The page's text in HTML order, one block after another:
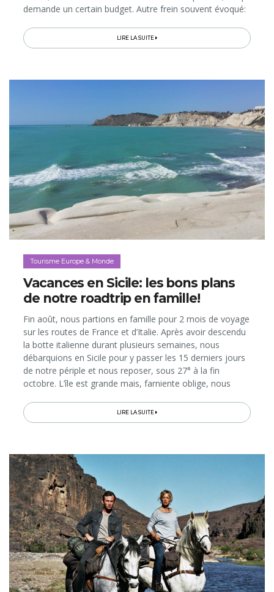
demande un certain budget. Autre frein souvent évoqué:
grandes villes…
LIRE LA SUITE
Tourisme Europe & Monde
Vacances en Sicile: les bons plans
de notre roadtrip en famille!
Fin août, nous partions en famille pour 2 mois de voyage
sur les routes de France et d’Italie. Après avoir descendu
la botte italienne durant plusieurs semaines, nous
débarquions en Sicile pour y passer les 15 derniers jours
de notre périple et nous reposer, sous 27° à la fin
octobre. L’île est grande mais, farniente oblige, nous
étape dans la superbe ville baroque de Syracuse, nous
posions ainsi nos valises, pour la dernière fois, dans la
touristes visitent en premier, si ce n’est pour sa Vallée
des Temples. Et pourtant, nous y avons trouvé notre
petit coin de paradis…
LIRE LA SUITE